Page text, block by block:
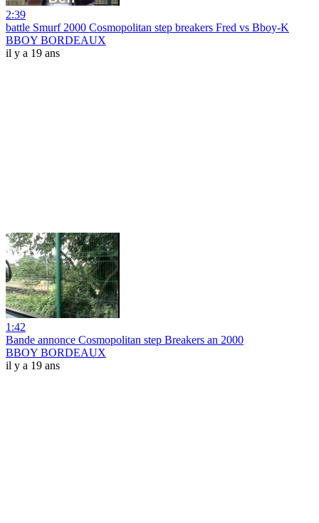
2:39
battle Smurf 2000 Cosmopolitan step breakers Fred vs Bboy-K
BBOY BORDEAUX
il y a 19 ans
1:42
Bande annonce Cosmopolitan step Breakers an 2000
BBOY BORDEAUX
il y a 19 ans